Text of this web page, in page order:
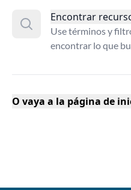
Encontrar
Use términos y
encontrar lo que
O vaya a la página de